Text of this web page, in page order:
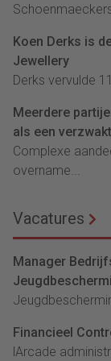
Koen Derks is
Jewellery
Derks vervulde
Meerdere
als een
Complexe
overname...
Vacatures
Manager
Financieel
lArcade